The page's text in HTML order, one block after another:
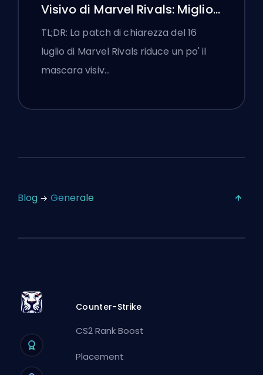
Visivo di Marvel Rivals: Migliori
Impostazioni Competitive
Dopo la Patch del 16 Luglio
TL;DR: La patch di chiarezza del 16
luglio di Marvel Rivals riduce un po' il
mascara visiv…
Blog Generale
Counter-Strike
CS2 Rank Boost
Placement